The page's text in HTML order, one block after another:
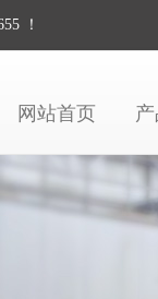
！
网站首页